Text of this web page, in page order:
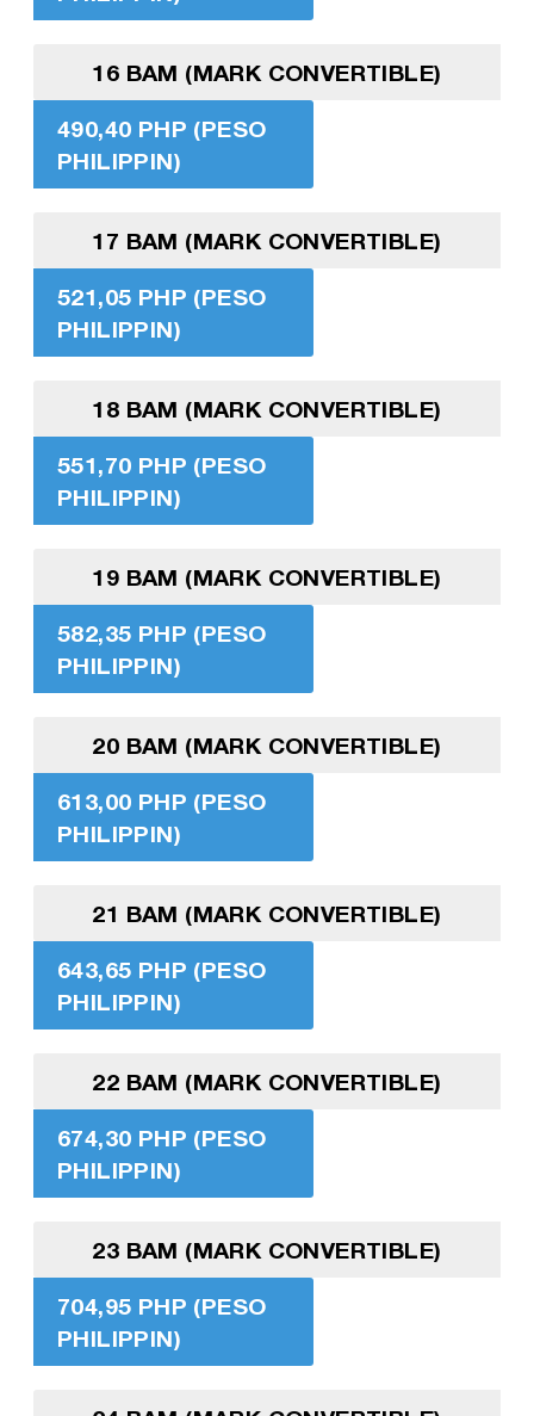
16 BAM (MARK CONVERTIBLE)
490,40 PHP (PESO
PHILIPPIN)
17 BAM (MARK CONVERTIBLE)
521,05 PHP (PESO
PHILIPPIN)
18 BAM (MARK CONVERTIBLE)
551,70 PHP (PESO
PHILIPPIN)
19 BAM (MARK CONVERTIBLE)
582,35 PHP (PESO
PHILIPPIN)
20 BAM (MARK CONVERTIBLE)
613,00 PHP (PESO
PHILIPPIN)
21 BAM (MARK CONVERTIBLE)
643,65 PHP (PESO
PHILIPPIN)
22 BAM (MARK CONVERTIBLE)
674,30 PHP (PESO
PHILIPPIN)
23 BAM (MARK CONVERTIBLE)
704,95 PHP (PESO
PHILIPPIN)